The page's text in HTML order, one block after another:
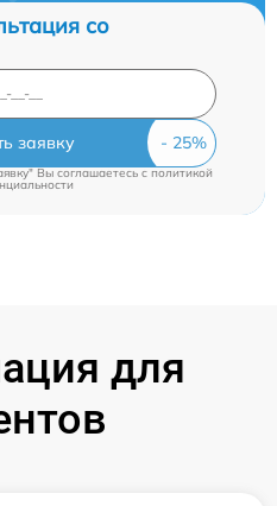
со
заявку
Вы соглашаетесь cполитикой
для